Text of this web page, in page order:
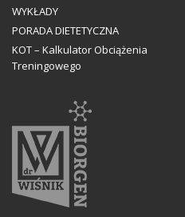
WYKŁADY
PORADA DIETETYCZNA
KOT – Kalkulator Obciążenia
Treningowego